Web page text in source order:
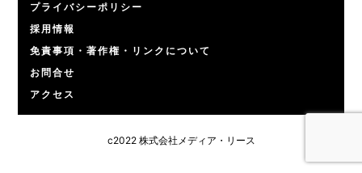
プライバシーポリシー
採用情報
免責事項・著作権・リンクについて
お問合せ
アクセス
c2022 株式会社メディア・リース